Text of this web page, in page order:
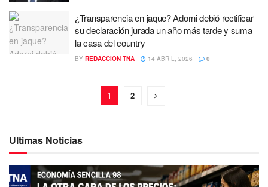
¿Transparencia en jaque? Adorni debió rectificar
su declaración jurada un año más tarde y suma
la casa del country
BY REDACCION TNA 14 ABRIL, 2026 0
1 2
Ultimas Noticias